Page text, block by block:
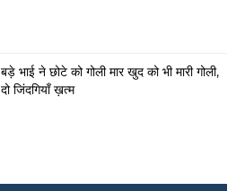
बड़े भाई ने छोटे को गोली मार खुद को भी मारी गोली,
दो जिंदगियाँ ख़त्म